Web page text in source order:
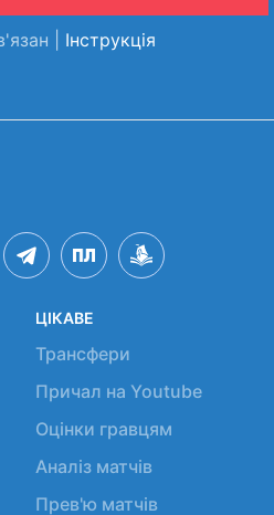
| Інструкція
ЦІКАВЕ
Трансфери
Причал на Youtube
Оцінки гравцям
Аналіз матчів
Прев'ю матчів